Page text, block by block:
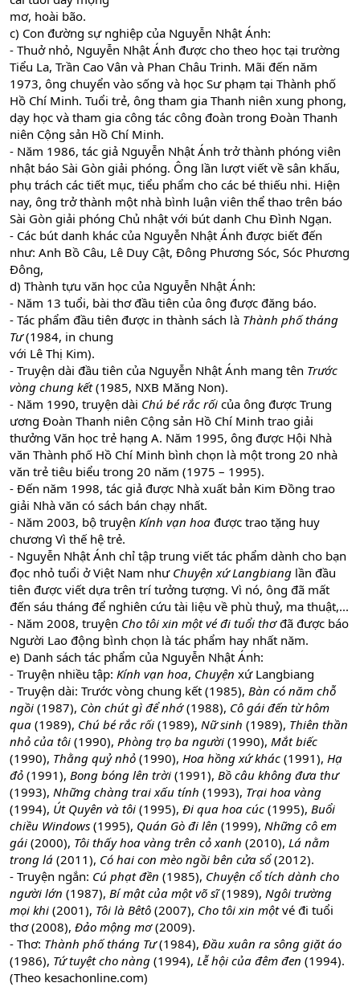
mơ, hoài bão.
c) Con đường sự nghiệp của Nguyễn Nhật Ánh:
- Thuở nhỏ, Nguyễn Nhật Ánh được cho theo học tại trường
Tiểu La, Trần Cao Vân và Phan Châu Trinh. Mãi đến năm
1973, ông chuyển vào sống và học Sư phạm tại Thành phố
Hồ Chí Minh. Tuổi trẻ, ông tham gia Thanh niên xung phong,
dạy học và tham gia công tác công đoàn trong Đoàn Thanh
niên Cộng sản Hồ Chí Minh.
- Năm 1986, tác giả Nguyễn Nhật Ánh trở thành phóng viên
nhật báo Sài Gòn giải phóng. Ông lần lượt viết về sân khấu,
phụ trách các tiết mục, tiểu phẩm cho các bé thiếu nhi. Hiện
nay, ông trở thành một nhà bình luận viên thể thao trên báo
Sài Gòn giải phóng Chủ nhật với bút danh Chu Đình Ngạn.
- Các bút danh khác của Nguyễn Nhật Ánh được biết đến
như: Anh Bồ Câu, Lê Duy Cật, Đông Phương Sóc, Sóc Phương
Đông,
d) Thành tựu văn học của Nguyễn Nhật Ánh:
- Năm 13 tuổi, bài thơ đầu tiên của ông được đăng báo.
- Tác phẩm đầu tiên được in thành sách là Thành phố tháng
Tư(1984, in chung
với Lê Thị Kim).
- Truyện dài đầu tiên của Nguyễn Nhật Ánh mang tên Trước
vòng chung kết(1985, NXB Măng Non).
- Năm 1990, truyện dài Chú bé rắc rối của ông được Trung
ương Đoàn Thanh niên Cộng sản Hồ Chí Minh trao giải
thưởng Văn học trẻ hạng A. Năm 1995, ông được Hội Nhà
văn Thành phố Hồ Chí Minh bình chọn là một trong 20 nhà
văn trẻ tiêu biểu trong 20 năm (1975 – 1995).
- Đến năm 1998, tác giả được Nhà xuất bản Kim Đồng trao
giải Nhà văn có sách bán chạy nhất.
- Năm 2003, bộ truyện Kính vạn hoa được trao tặng huy
chương Vì thế hệ trẻ.
- Nguyễn Nhật Ánh chỉ tập trung viết tác phẩm dành cho bạn
đọc nhỏ tuổi ở Việt Nam như Chuyện xứ Langbiang lần đầu
tiên được viết dựa trên trí tưởng tượng. Vì nó, ông đã mất
đến sáu tháng để nghiên cứu tài liệu về phù thuỷ, ma thuật,...
- Năm 2008, truyện Cho tôi xin một vé đi tuổi thơđã được báo
Người Lao động bình chọn là tác phẩm hay nhất năm.
e) Danh sách tác phẩm của Nguyễn Nhật Ánh:
- Truyện nhiều tập: Kính vạn hoa, Chuyện xứ Langbiang
- Truyện dài: Trước vòng chung kết (1985), Bàn có năm chỗ
ngồi (1987), Còn chút gì để nhớ(1988), Cô gái đến từ hôm
qua (1989), Chú bé rắc rối (1989), Nữ sinh (1989), Thiên thần
nhỏ của tôi (1990), Phòng trọ ba người (1990), Mắt biếc
(1990), Thằng quỷ nhỏ (1990), Hoa hồng xứ khác (1991), Hạ
đỏ (1991), Bong bóng lên trời (1991), Bồ câu không đưa thư
(1993), Những chàng trai xấu tính (1993), Trại hoa vàng
(1994), Út Quyên và tôi (1995), Đi qua hoa cúc (1995), Buổi
chiều Windows (1995), Quán Gò đi lên (1999), Những cô em
gái (2000), Tôi thấy hoa vàng trên cỏ xanh (2010), Lá nằm
trong lá (2011), Có hai con mèo ngồi bên cửa sổ(2012).
- Truyện ngắn: Cú phạt đền (1985), Chuyện cổ tích dành cho
người lớn (1987), Bí mật của một võ sĩ(1989), Ngôi trường
mọi khi (2001), Tôi là Bêtô (2007), Cho tôi xin mộtvé đi tuổi
thơ (2008), Đảo mộng mơ(2009).
- Thơ: Thành phố tháng Tư(1984), Đầu xuân ra sông giặt áo
(1986), Tứ tuyệt cho nàng (1994), Lễ hội của đêm đen (1994).
(Theo kesachonline.com)